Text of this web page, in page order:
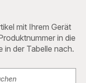
mit Ihrem Gerät
in die
in der Tabelle nach.